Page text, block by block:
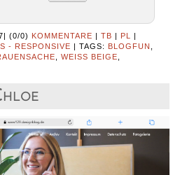
(0/0) KOMMENTARE TB PL
- RESPONSIVE TAGS: BLOGFUN
WEISS BEIGE